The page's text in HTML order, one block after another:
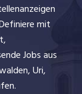
mit
Jobs aus
Uri,